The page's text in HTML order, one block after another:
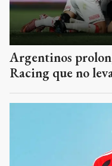
Argentinos
Racing que no